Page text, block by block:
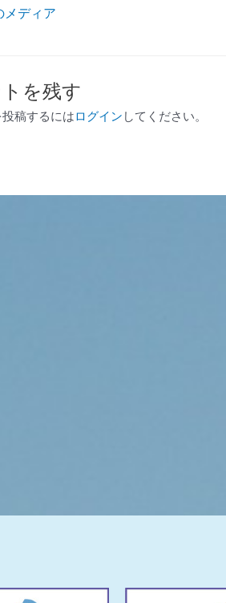
メディア
を残す
稿するにはログイン してください。